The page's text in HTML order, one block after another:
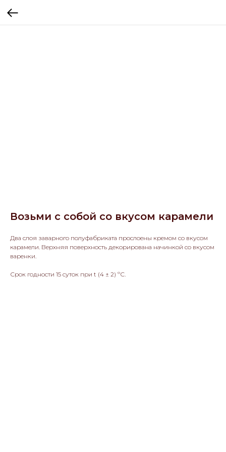
Возьми с собой со вкусом карамели
Два слоя заварного полуфабриката прослоены кремом со вкусом
карамели. Верхняя поверхность декорирована начинкой со вкусом
варенки.
Срок годности 15 суток при t (4 ± 2) ºС.